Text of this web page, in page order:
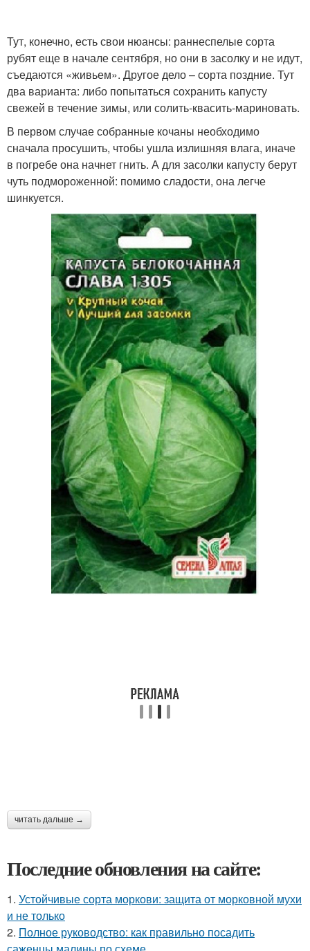
Тут, конечно, есть свои нюансы: раннеспелые сорта
рубят еще в начале сентября, но они в засолку и не идут,
съедаются «живьем». Другое дело – сорта поздние. Тут
два варианта: либо попытаться сохранить капусту
свежей в течение зимы, или солить-квасить-мариновать.
В первом случае собранные кочаны необходимо
сначала просушить, чтобы ушла излишняя влага, иначе
в погребе она начнет гнить. А для засолки капусту берут
чуть подмороженной: помимо сладости, она легче
шинкуется.
читать дальше →
Последние обновления на сайте:
1. Устойчивые сорта моркови: защита от морковной мухи
и не только
2. Полное руководство: как правильно посадить